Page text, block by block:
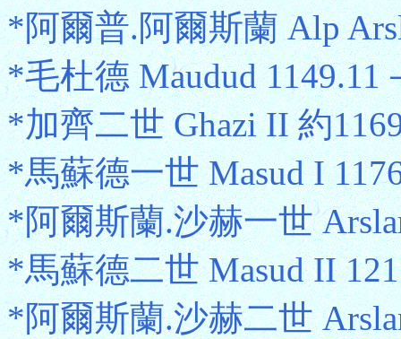
*阿爾普.阿爾斯蘭 Alp
*毛杜德 Maudud 1149.11
*加齊二世 Ghazi II 約
*馬蘇德一世 Masud I
*阿爾斯蘭.沙赫一世
*馬蘇德二世 Masud II
*阿爾斯蘭.沙赫二世